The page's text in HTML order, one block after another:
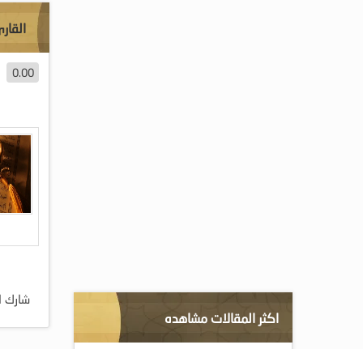
0.00
شارك
اكثر المقالات مشاهده